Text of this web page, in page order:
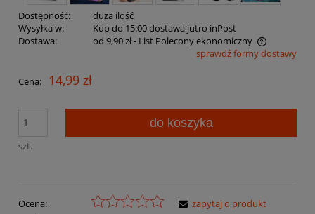
Dostępność:
duża ilość
Wysyłka w:
Kup do 15:00 dostawa jutro inPost
Dostawa:
od 9,90 zł- List Polecony ekonomiczny
Cena nie zawiera ewentualnych kosztów płatnościsprawdź formy dostawy
Cena: 14,99 zł
szt.
do koszyka
Ocena:
zapytaj o produkt